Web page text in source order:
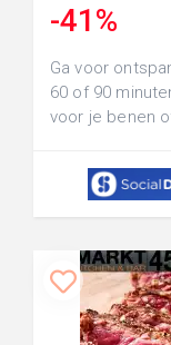
-41%
Ga voor
60 of 90
voor je benen